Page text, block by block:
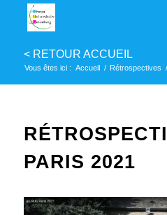
Vous êtes ici : Accueil / Rétrospectives /
PARIS 2021